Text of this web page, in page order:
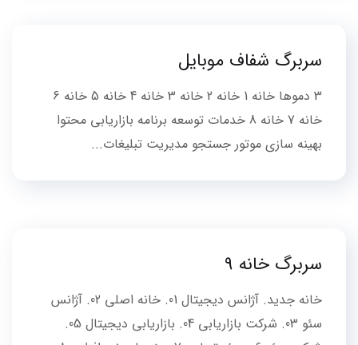
سربرگ شفاف موبایل
3 دموها خانه 1 خانه 2 خانه 3 خانه 4 خانه 5 خانه 6
خانه 7 خانه 8 خدمات توسعه برنامه بازاریابی محتوا
بهینه سازی موتور جستجو مدیریت تبلیغات...
سربرگ خانه 9
خانه جدید. آژانس دیجیتال 01. خانه اصلی 02. آژانس
سئو 03. شرکت بازاریابی 04. بازاریابی دیجیتال 05.